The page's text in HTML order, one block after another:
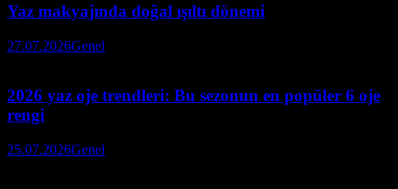
Yaz makyajında doğal ışıltı dönemi
27.07.2026Genel
2026 yaz oje trendleri: Bu sezonun en popüler 6 oje
rengi
25.07.2026Genel